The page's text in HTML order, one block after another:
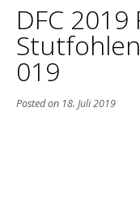
DFC
019
Posted on 18. Juli 2019